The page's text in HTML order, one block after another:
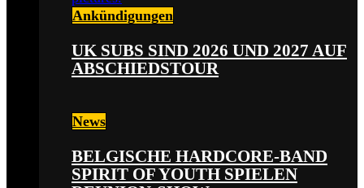
Ankündigungen
UK SUBS SIND 2026 UND 2027 AUF
ABSCHIEDSTOUR
News
BELGISCHE HARDCORE-BAND
SPIRIT OF YOUTH SPIELEN